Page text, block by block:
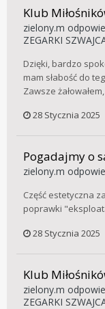
Klub
zielony.m
ZEGARKI
Dzięki, bardzo
mam słabość do
Zawsze
28 Stycznia 2025
Pogadajmy o
zielony.m
Część estetyczna
poprawki
28 Stycznia 2025
Klub
zielony.m
ZEGARKI